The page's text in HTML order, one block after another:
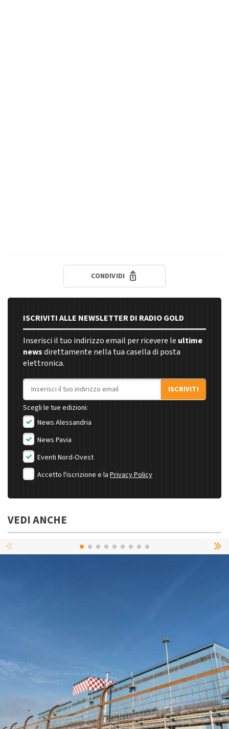
CONDIVIDI
ISCRIVITI ALLE NEWSLETTER DI RADIO GOLD
Inserisci il tuo indirizzo email per ricevere le ultime
newsdirettamente nella tua casella di posta
elettronica.
Indirizzo email
ISCRIVITI
Scegli le tue edizioni:
News Alessandria
News Pavia
Eventi Nord-Ovest
Accetto l'iscrizione e la Privacy Policy
VEDI ANCHE